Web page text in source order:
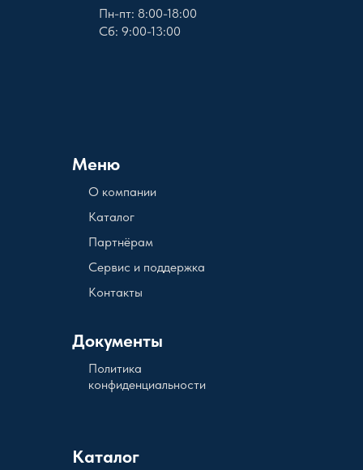
Меню
О компании
Документы
Пн-пт: 8:00-18:00
Сб: 9:00-13:00
Каталог
Политика
конфиденциальности
Партнёрам
Сервис и поддержка
Контакты
Каталог